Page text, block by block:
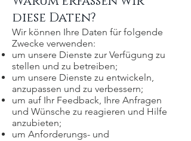
diese Daten?
Wir können Ihre Daten für folgende
Zwecke verwenden:
um unsere Dienste zur Verfügung zu
stellen und zu betreiben;
um unsere Dienste zu entwickeln,
anzupassen und zu verbessern;
um auf Ihr Feedback, Ihre Anfragen
und Wünsche zu reagieren und Hilfe
anzubieten;
um Anforderungs- und